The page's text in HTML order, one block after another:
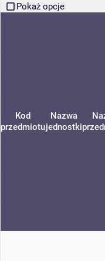
Pokaż opcje
Kod
przedmiotu
Nazwa
jednostki